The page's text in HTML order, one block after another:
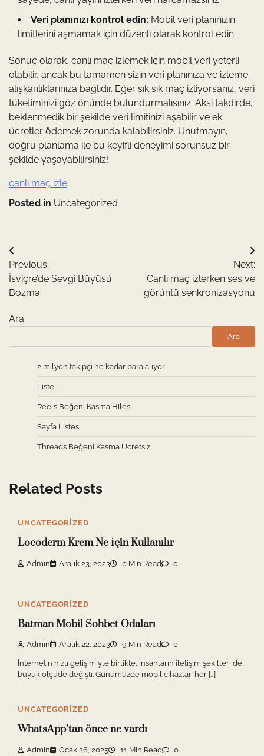
Veri planınızı kontrol edin: Mobil veri planınızın
limitlerini aşmamak için düzenli olarak kontrol edin.
Sonuç olarak, canlı maç izlemek için mobil veri yeterli
olabilir, ancak bu tamamen sizin veri planınıza ve izleme
alışkanlıklarınıza bağlıdır. Eğer sık sık maç izliyorsanız, veri
tüketiminizi göz önünde bulundurmalısınız. Aksi takdirde,
beklenmedik bir şekilde veri limitinizi aşabilir ve ek
ücretler ödemek zorunda kalabilirsiniz. Unutmayın,
doğru planlama ile bu keyifli deneyimi sorunsuz bir
şekilde yaşayabilirsiniz!
canlı maç izle
Posted in Uncategorized
Yazı
gezinmesi
Previous:
İsviçre’de Sevgi Büyüsü
Bozma
Next:
Canlı maç izlerken ses ve
görüntü senkronizasyonu
Ara
Ara
2 milyon takipçi ne kadar para alıyor
Liste
Reels Beğeni Kasma Hilesi
Sayfa Listesi
Threads Beğeni Kasma Ücretsiz
Related Posts
UNCATEGORIZED
Locoderm Krem Ne İçin Kullanılır
Admin Aralık 23, 2023 0 Min Read 0
UNCATEGORIZED
Batman Mobil Sohbet Odaları
Admin Aralık 22, 2023 9 Min Read 0
İnternetin hızlı gelişimiyle birlikte, insanların iletişim şekilleri de
büyük ölçüde değişti. Günümüzde mobil cihazlar, her […]
UNCATEGORIZED
WhatsApp’tan önce ne vardı
Admin Ocak 26, 2025 11 Min Read 0